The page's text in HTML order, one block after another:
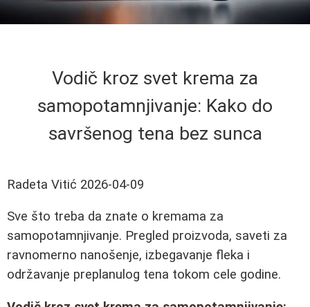
Vodič kroz svet krema za
samopotamnjivanje: Kako do
savršenog tena bez sunca
Radeta Vitić 2026-04-09
Sve što treba da znate o kremama za
samopotamnjivanje. Pregled proizvoda, saveti za
ravnomerno nanošenje, izbegavanje fleka i
održavanje preplanulog tena tokom cele godine.